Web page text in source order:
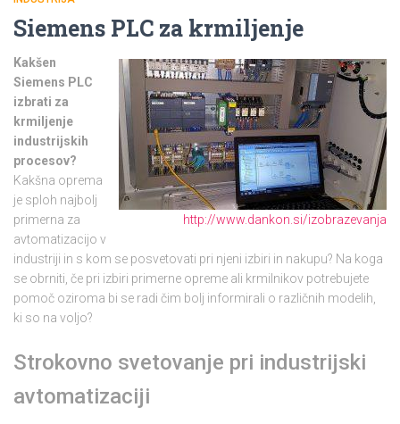
Siemens PLC za krmiljenje
http://www.dankon.si/izobrazevanja
Kakšen
Siemens PLC
izbrati za
krmiljenje
industrijskih
procesov?
Kakšna oprema
je sploh najbolj
primerna za
avtomatizacijo v
industriji in s kom se posvetovati pri njeni izbiri in nakupu? Na koga
se obrniti, če pri izbiri primerne opreme ali krmilnikov potrebujete
pomoč oziroma bi se radi čim bolj informirali o različnih modelih,
ki so na voljo?
Strokovno svetovanje pri industrijski
avtomatizaciji